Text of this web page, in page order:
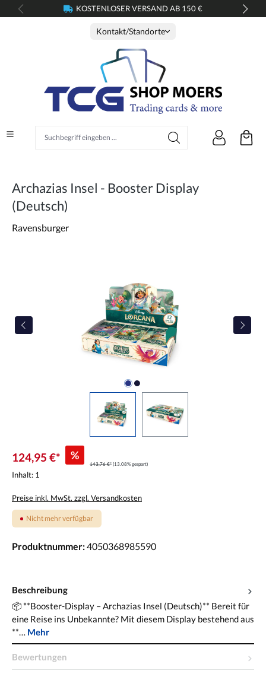
springen KOSTENLOSER VERSAND AB 150 €
Kontakt/Standorte
Archazias Insel - Booster Display
(Deutsch)
Ravensburger
124,95 €* %
143,76 €* (13.08% gespart)
Inhalt: 1
Preise inkl. MwSt. zzgl. Versandkosten
Nicht mehr verfügbar
Produktnummer:4050368985590
Beschreibung
📦 **Booster-Display – Archazias Insel (Deutsch)** Bereit für
eine Reise ins Unbekannte? Mit diesem Display bestehend aus
**… Mehr
Bewertungen